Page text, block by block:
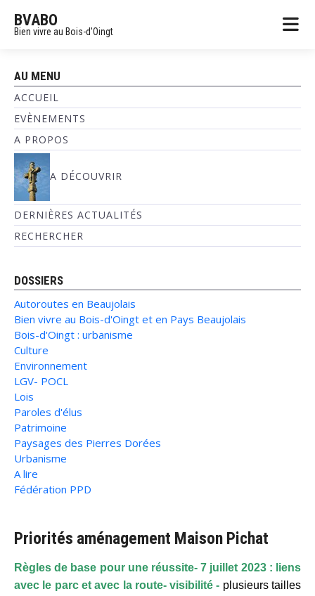
BVABO
Bien vivre au Bois-d'Oingt
AU MENU
ACCUEIL
EVÈNEMENTS
A PROPOS
A DÉCOUVRIR
DERNIÈRES ACTUALITÉS
RECHERCHER
DOSSIERS
Autoroutes en Beaujolais
Bien vivre au Bois-d'Oingt et en Pays Beaujolais
Bois-d'Oingt : urbanisme
Culture
Environnement
LGV- POCL
Lois
Paroles d'élus
Patrimoine
Paysages des Pierres Dorées
Urbanisme
A lire
Fédération PPD
Priorités aménagement Maison Pichat
Règles de base pour une réussite- 7 juillet 2023 : liens
avec le parc et avec la route- visibilité - plusieurs tailles